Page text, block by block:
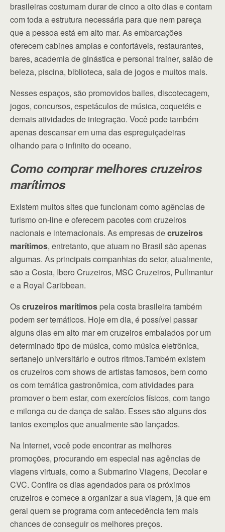
brasileiras costumam durar de cinco a oito dias e contam
com toda a estrutura necessária para que nem pareça
que a pessoa está em alto mar. As embarcações
oferecem cabines amplas e confortáveis, restaurantes,
bares, academia de ginástica e personal trainer, salão de
beleza, piscina, biblioteca, sala de jogos e muitos mais.
Nesses espaços, são promovidos bailes, discotecagem,
jogos, concursos, espetáculos de música, coquetéis e
demais atividades de integração. Você pode também
apenas descansar em uma das espreguiçadeiras
olhando para o infinito do oceano.
Como comprar melhores cruzeiros
marítimos
Existem muitos sites que funcionam como agências de
turismo on-line e oferecem pacotes com cruzeiros
nacionais e internacionais. As empresas decruzeiros
marítimos, entretanto, que atuam no Brasil são apenas
algumas. As principais companhias do setor, atualmente,
são a Costa, Ibero Cruzeiros, MSC Cruzeiros, Pullmantur
e a Royal Caribbean.
Oscruzeiros marítimos pela costa brasileira também
podem ser temáticos. Hoje em dia, é possível passar
alguns dias em alto mar em cruzeiros embalados por um
determinado tipo de música, como música eletrônica,
sertanejo universitário e outros ritmos.Também existem
os cruzeiros com shows de artistas famosos, bem como
os com temática gastronômica, com atividades para
promover o bem estar, com exercícios físicos, com tango
e milonga ou de dança de salão. Esses são alguns dos
tantos exemplos que anualmente são lançados.
Na Internet, você pode encontrar as melhores
promoções, procurando em especial nas agências de
viagens virtuais, como a Submarino Viagens, Decolar e
CVC. Confira os dias agendados para os próximos
cruzeiros e comece a organizar a sua viagem, já que em
geral quem se programa com antecedência tem mais
chances de conseguir os melhores preços.